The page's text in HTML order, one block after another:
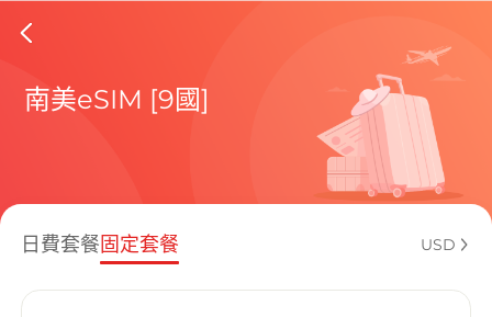
French
包含目前
南美eSIM [9國]
日費套餐固定套餐 USD